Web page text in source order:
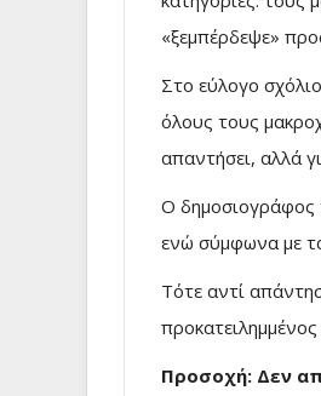
«ξεμπέρδεψε»
Στο εύλογο
όλους τους
απαντήσει, αλλά
Ο δημοσιογράφος
ενώ σύμφωνα με
Τότε αντί
Προσοχή: Δεν